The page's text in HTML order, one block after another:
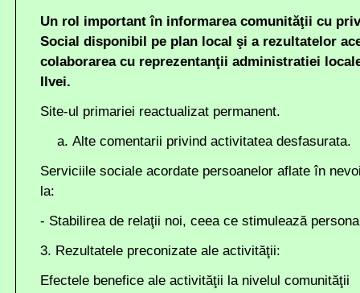
Un rol important în informarea comunităţii cu
Social disponibil pe plan local şi a rezultatelor
colaborarea cu reprezentanţii administratiei
Ilvei.
Site-ul primariei reactualizat permanent.
Alte comentarii privind activitatea desfasurata.
Serviciile sociale acordate persoanelor aflate în
la:
- Stabilirea de relaţii noi, ceea ce stimulează
3. Rezultatele preconizate ale activităţii:
Efectele benefice ale activităţii la nivelul comunităţii